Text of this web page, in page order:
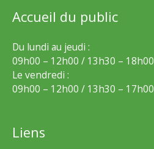
Accueil du public
Du lundi au jeudi :
09h00 – 12h00 / 13h30 – 18h00
Le vendredi :
09h00 – 12h00 / 13h30 – 17h00
Liens